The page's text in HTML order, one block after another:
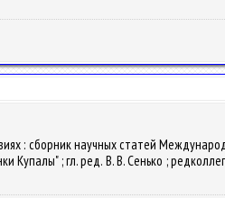
: сборник научных статей
; гл. ред. В. В. Сенько ;